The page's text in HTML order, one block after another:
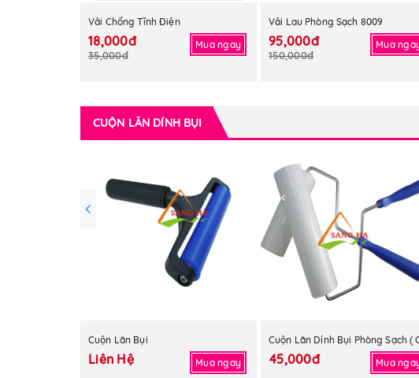
Vải Chống Tĩnh Điện
18,000đ
35,000đ
Mua ngay
Vải Lau Phòng Sạch 8009
95,000đ
150,000đ
Mua
CUỘN LĂN DÍNH BỤI
Cuộn Lăn Bụi
Liên Hệ Mua ngay 45,000đ Mua